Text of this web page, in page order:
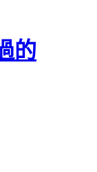
的